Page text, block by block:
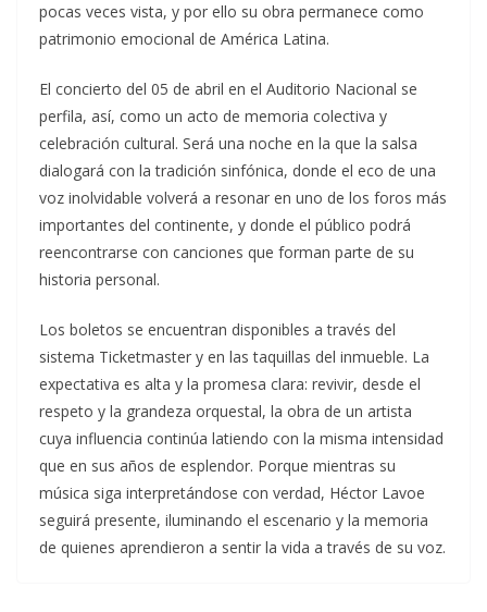
pocas veces vista, y por ello su obra permanece como
patrimonio emocional de América Latina.
El concierto del 05 de abril en el Auditorio Nacional se
perfila, así, como un acto de memoria colectiva y
celebración cultural. Será una noche en la que la salsa
dialogará con la tradición sinfónica, donde el eco de una
voz inolvidable volverá a resonar en uno de los foros más
importantes del continente, y donde el público podrá
reencontrarse con canciones que forman parte de su
historia personal.
Los boletos se encuentran disponibles a través del
sistema Ticketmaster y en las taquillas del inmueble. La
expectativa es alta y la promesa clara: revivir, desde el
respeto y la grandeza orquestal, la obra de un artista
cuya influencia continúa latiendo con la misma intensidad
que en sus años de esplendor. Porque mientras su
música siga interpretándose con verdad, Héctor Lavoe
seguirá presente, iluminando el escenario y la memoria
de quienes aprendieron a sentir la vida a través de su voz.